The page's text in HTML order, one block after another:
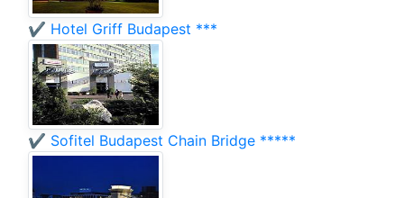
✔️ Hotel Griff Budapest ***
✔️ Sofitel Budapest Chain Bridge *****